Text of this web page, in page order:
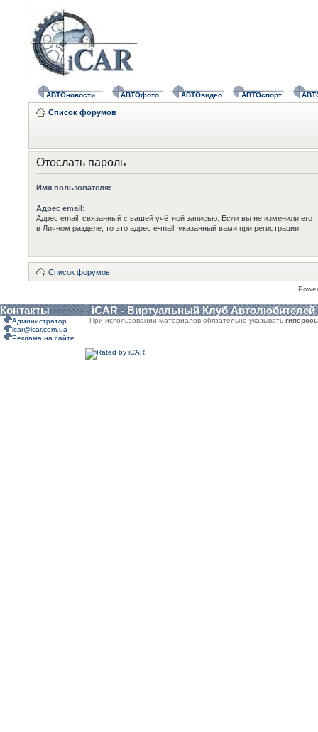
АВТОновости АВТОфото АВТОвидео АВТОспорт
Список форумов
Отослать пароль
Имя пользователя:
Адрес email:
Адрес email, связанный с вашей учётной записью. Если вы не изменили его
в Личном разделе, то это адрес e-mail, указанный вами при регистрации.
Список форумов
Контакты iCAR - Виртуальный Клуб Автолюбителей
Администратор
icar@icar.com.ua
Реклама на сайте
При использовании материалов обязательно указывать